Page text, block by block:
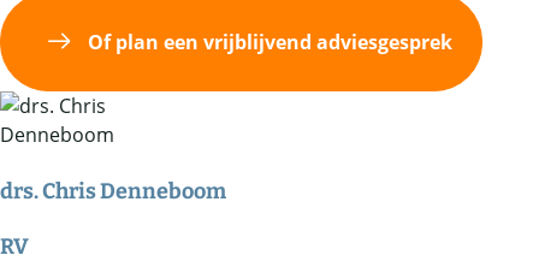
Of plan een vrijblijvend adviesgesprek
drs. Chris Denneboom
RV